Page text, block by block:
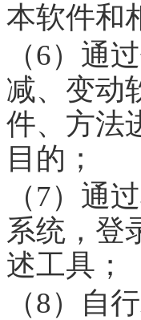
本软件和
（6）通
减、变动
件、方法
目的；
（7）通
系统，登
述工具；
（8）自